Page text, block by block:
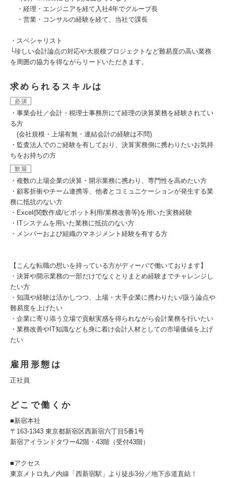
・経理・エンジニアを経て入社4年でグループ長
・営業・コンサルの経験を経て、当社で課長
・スペシャリスト
└珍しい会計論点の対応や大規模プロジェクトなど難易度の高い業務
を周囲の協力を得ながらリードいただきます。
求められるスキルは
必須
・事業会社／会計・税理士事務所にて経理の決算業務を経験されてい
る方
(会社規模・上場有無・連結会計の経験は不問)
・監査法人でのご経験を有しており、決算実務側に携わりたいお気持
ちをお持ちの方
歓迎
・複数の上場企業の決算・開示業務に携わり、専門性を高めたい方
・顧客折衝やチーム連携等、他者とコミュニケーションが発生する業
務に抵抗のない方
・Excel(関数作成/ピボット利用/業務改善等)を用いた実務経験
・ITシステムを用いた業務に抵抗のない方
・メンバーおよび組織のマネジメント経験を有する方
【こんな転職の想いを持っている方がディーバで働いております】
・決算や開示業務の一部だけでなくとりまとめ経験までチャレンジし
たい方
・知識や経験は活かしつつ、上場・大手企業に携わりたい/扱う論点や
難易度を上げたい
・企業に寄り添う立場で貢献実感を得られながら会計業務を行いたい
・業務改善やIT知識なども身に着け会計人材としての市場価値を上げ
たい
雇用形態は
正社員
どこで働くか
■新宿本社
〒163-1343 東京都新宿区西新宿六丁目5番1号
新宿アイランドタワー42階・43階（受付43階）
■アクセス
東京メトロ丸ノ内線「西新宿駅」より徒歩3分／地下歩道直結！